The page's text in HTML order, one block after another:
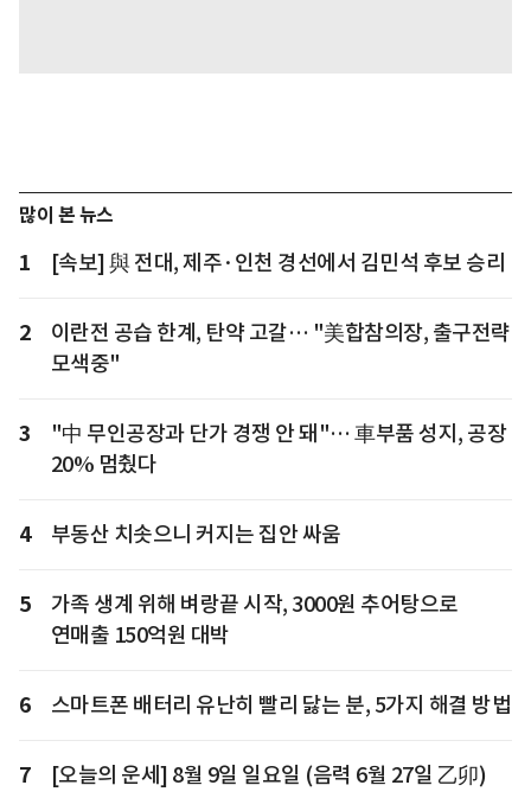
많이 본 뉴스
1 [속보] 與 전대, 제주·인천 경선에서 김민석 후보 승리
2
이란전 공습 한계, 탄약 고갈… "美합참의장, 출구전략
모색중"
3
"中 무인공장과 단가 경쟁 안 돼"… 車부품 성지, 공장
20% 멈췄다
4 부동산 치솟으니 커지는 집안 싸움
5
가족 생계 위해 벼랑끝 시작, 3000원 추어탕으로
연매출 150억원 대박
6 스마트폰 배터리 유난히 빨리 닳는 분, 5가지 해결 방법
7 [오늘의 운세] 8월 9일 일요일 (음력 6월 27일 乙卯)